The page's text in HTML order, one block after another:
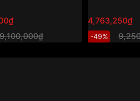
9,100,000₫
4,763,250₫
-49%